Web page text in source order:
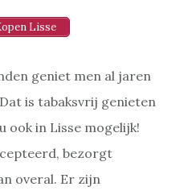
Lisse
geniet men al jaren
is tabaksvrij genieten
ook in Lisse mogelijk!
bezorgt
overal. Er zijn